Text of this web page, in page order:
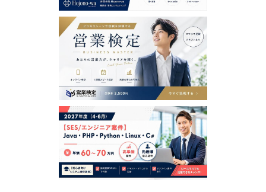
許容された最大の範囲で適用されます。
【禁止事項】
利用者は、日本営業協会において以下の行為をすること
はできません。
虚偽の情報を登録し、提供する行為
第三者の著作権、商標権、プライバシー権、肖像権等す
べての法的権利を侵害する行為
犯罪的行為に結びつく行為
公序良俗に反する行為
反社会的活動に関する行為
法令、公序良俗に反する行為、またはそのおそれのある
日本営業協会で得た情報を利用しての営利を目的とした
情報提供等の行為
日本営業協会の運営の妨げとなる一切の行為